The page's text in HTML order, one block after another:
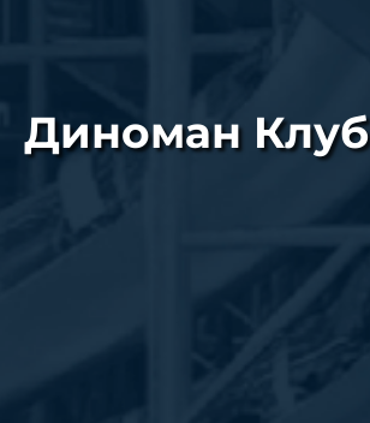
Диноман Клуб